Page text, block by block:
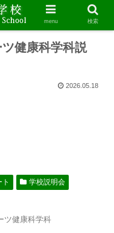
ツ健康科学科説
2026.05.18
学校説明会
ツ健康科学科
menu 検索